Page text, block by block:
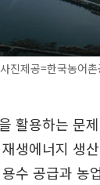
진제공=한국농어촌
활용하는 문
생에너지 생
수 공급과 농